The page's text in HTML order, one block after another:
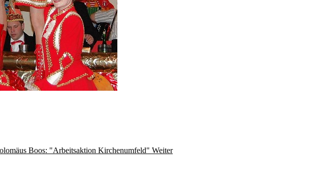
Boos: "Arbeitsaktion Kirchenumfeld" Weiter